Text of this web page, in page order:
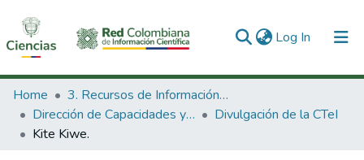
Log In (current)
Communities & Collections
All of DSpace
Home
3. Recursos de Información Científica y Tecnológica
Dirección de Capacidades y Divulgación de la CTeI
Divulgación de la CTeI
Kite Kiwe.